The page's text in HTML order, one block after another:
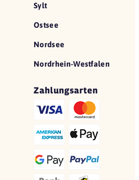
Sylt
Ostsee
Nordsee
Nordrhein-Westfalen
Zahlungsarten